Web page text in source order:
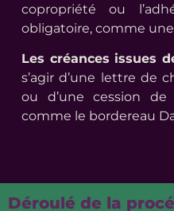
copropriété ou
obligatoire, comme
Les créances issues
s’agir d’une lettre de
ou d’une cession de
comme le bordereau
Déroulé de la